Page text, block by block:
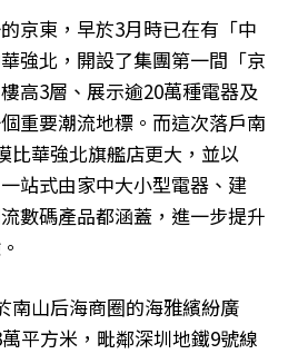
京東，早於3月時已在有「中
強北，開設了集團第一間「京
高3層、展示逾20萬種電器及
重要潮流地標。而這次落戶南
比華強北旗艦店更大，並以
站式由家中大小型電器、建
數碼產品都涵蓋，進一步提升
南山后海商圈的海雅繽紛廣
平方米，毗鄰深圳地鐵9號線